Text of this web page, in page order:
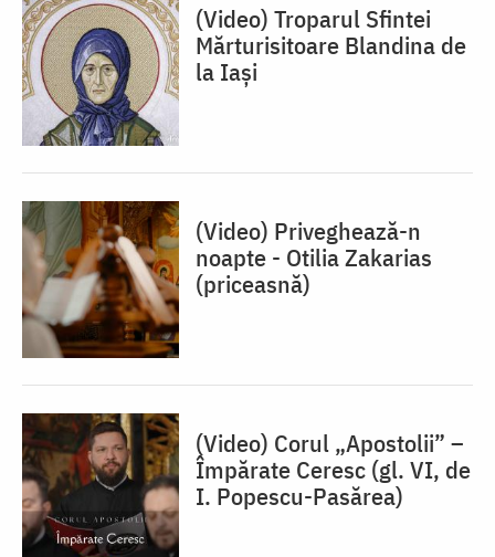
(Video) Troparul Sfintei
Mărturisitoare Blandina de
la Iași
(Video) Priveghează-n
noapte - Otilia Zakarias
(priceasnă)
(Video) Corul „Apostolii” –
⁠Împărate Ceresc (gl. VI, de
I. Popescu-Pasărea)